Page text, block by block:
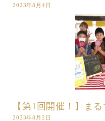
2023年8月4日
【第1回開催！】ま
2023年8月2日